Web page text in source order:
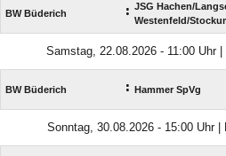
BW Büderich : JSG Hachen/​
Westenfeld/​
Samstag, 22.08.2026 - 11:00 Uhr
BW Büderich : Hammer SpVg
Sonntag, 30.08.2026 - 15:00 Uhr